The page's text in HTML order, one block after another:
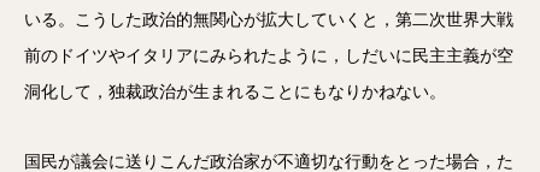
いる。こうした政治的無関心が拡大していくと，第二次世界大戦
前のドイツやイタリアにみられたように，しだいに民主主義が空
洞化して，独裁政治が生まれることにもなりかねない。
国民が議会に送りこんだ政治家が不適切な行動をとった場合，た